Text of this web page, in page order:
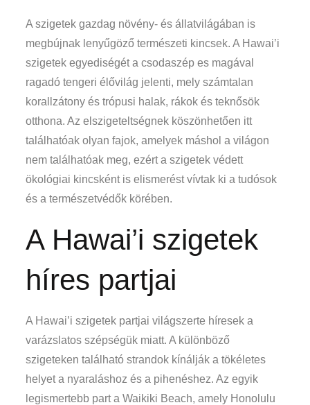
A szigetek gazdag növény- és állatvilágában is
megbújnak lenyűgöző természeti kincsek. A Hawai’i
szigetek egyediségét a csodaszép es magával
ragadó tengeri élővilág jelenti, mely számtalan
korallzátony és trópusi halak, rákok és teknősök
otthona. Az elszigeteltségnek köszönhetően itt
találhatóak olyan fajok, amelyek máshol a világon
nem találhatóak meg, ezért a szigetek védett
ökológiai kincsként is elismerést vívtak ki a tudósok
és a természetvédők körében.
A Hawai’i szigetek
híres partjai
A Hawai’i szigetek partjai világszerte híresek a
varázslatos szépségük miatt. A különböző
szigeteken található strandok kínálják a tökéletes
helyet a nyaraláshoz és a pihenéshez. Az egyik
legismertebb part a Waikiki Beach, amely Honolulu